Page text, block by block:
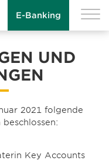
E-Banking
UND
2021 folgende
Key Accounts